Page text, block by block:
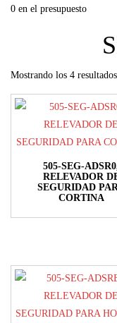
0 en el presupuesto
Mostrando los 4 resultados
505-SEG-
RELEVADOR
SEGURIDAD
CORTINA